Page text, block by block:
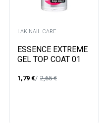
LAK NAIL CARE
ESSENCE EXTREME
GEL TOP COAT 01
1,79 € 2,65€